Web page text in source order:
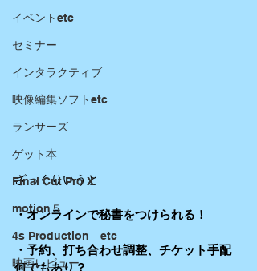
イベントetc
セミナー
インタラクティブ
映像編集ソフトetc
ランサーズ
ゲット本
Final Cut Pro X
motion５
4s Production etc
映画レビュー
ざっくりいうと
・オンラインで秘書をつけられる！
・予約、打ち合わせ調整、チケット手配
何でもあり？